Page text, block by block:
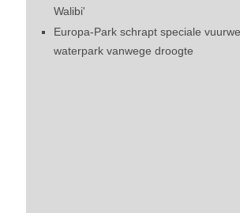
Walibi'
Europa-Park schrapt speciale
waterpark vanwege droogte